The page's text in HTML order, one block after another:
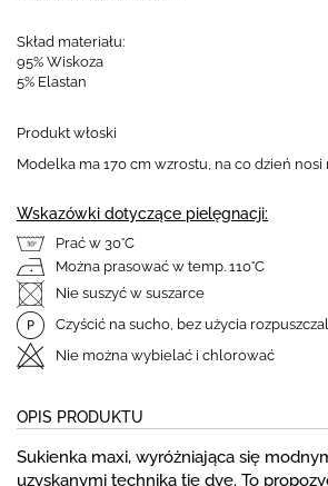
Skład materiału:
95% Wiskoza
5% Elastan
Produkt włoski
Modelka ma 170 cm wzrostu, na co dzień
Wskazówki dotyczące pielęgnacji:
Prać w 30°C
Można prasować w temp. 110°C
Nie suszyć w suszarce
Czyścić na sucho, bez użycia
Nie można wybielać i chlorować
OPIS PRODUKTU
Sukienka maxi, wyróżniająca się
uzyskanymi techniką tie dye. To